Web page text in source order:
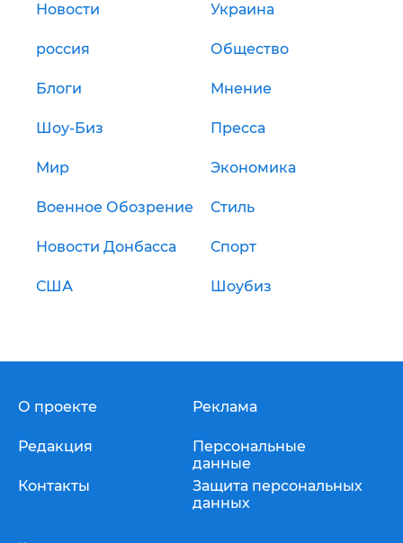
Новости Украина
россия Общество
Блоги Мнение
Шоу-Биз Пресса
Мир Экономика
Военное Обозрение Стиль
Новости Донбасса Спорт
США Шоубиз
О проекте
Редакция
Контакты
Реклама
Персональные
данные
Защита персональных
данных